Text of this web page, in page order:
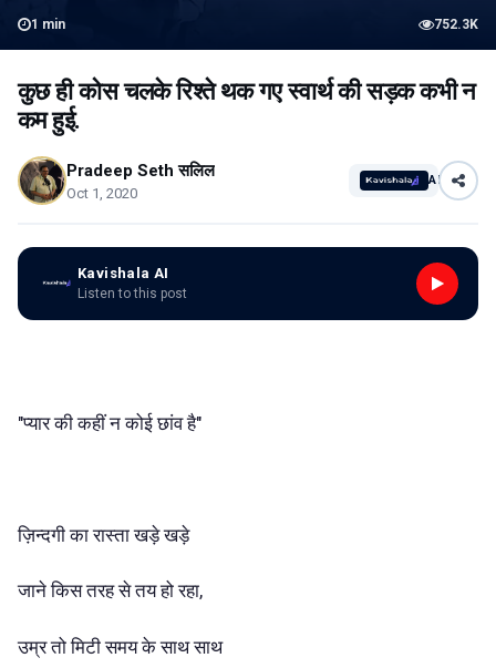
1 min 752.3K
कुछ ही कोस चलके रिश्ते थक गए स्वार्थ की सड़क कभी न
कम हुई.
Pradeep Seth सलिल
Oct 1, 2020
AI
Kavishala AI
Listen to this post
"प्यार की कहीं न कोई छांव है"
ज़िन्दगी का रास्ता खड़े खड़े
जाने किस तरह से तय हो रहा,
उम्र तो मिटी समय के साथ साथ